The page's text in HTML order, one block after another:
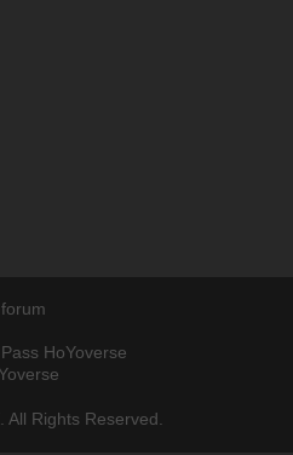
HoYoverse
Rights Reserved.